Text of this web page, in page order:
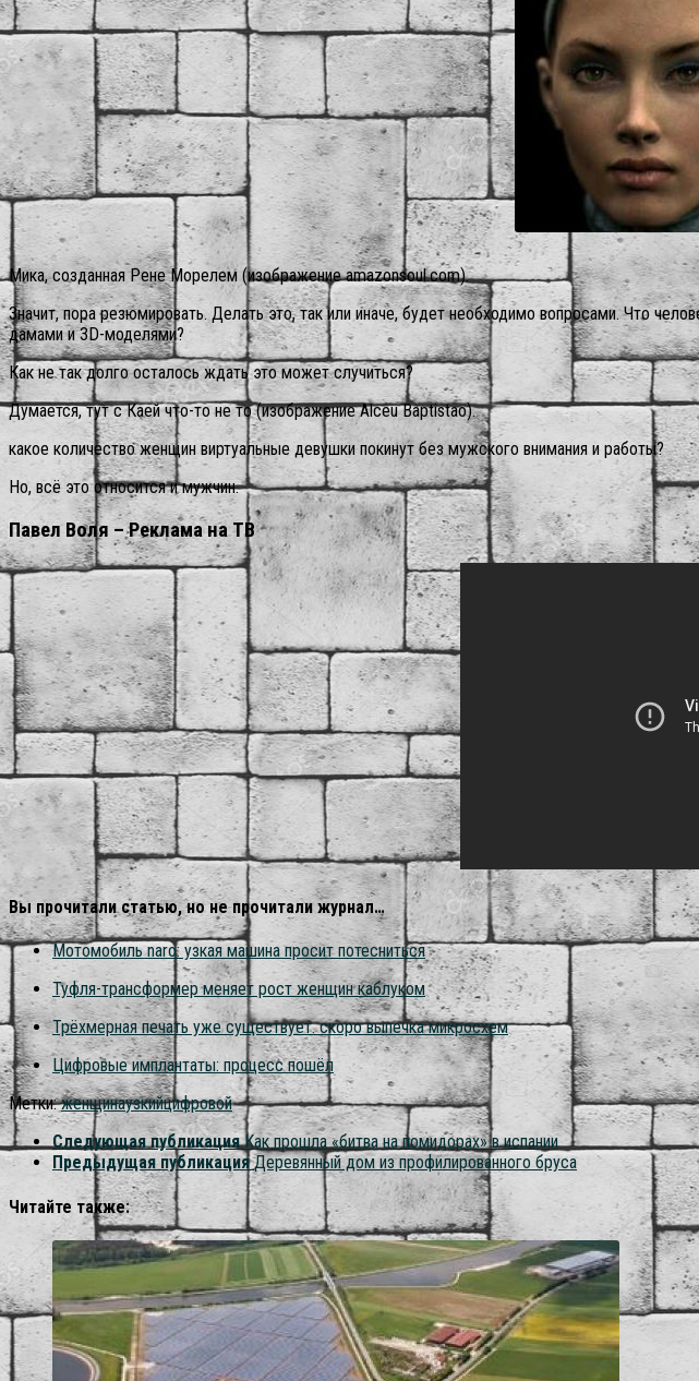
Мика, созданная Рене Морелем (изображение amazonsoul.com).
Значит, пора резюмировать. Делать это, так или иначе, будет необходимо вопросами. Что
дамами и 3D-моделями?
Как не так долго осталось ждать это может случиться?
Думается, тут с Каей что-то не то (изображение Alceu Baptistao).
какое количество женщин виртуальные девушки покинут без мужского внимания и работы?
Но, всё это относится и мужчин.
Павел Воля – Реклама на ТВ
Вы прочитали статью, но не прочитали журнал…
Мотомобиль naro: узкая машина просит потесниться
Туфля-трансформер меняет рост женщин каблуком
Трёхмерная печать уже существует. скоро выпечка микросхем
Цифровые имплантаты: процесс пошёл
Метки: женщинаузкийцифровой
Следующая публикация Как прошла «битва на помидорах» в испании
Предыдущая публикация Деревянный дом из профилированного бруса
Читайте также: